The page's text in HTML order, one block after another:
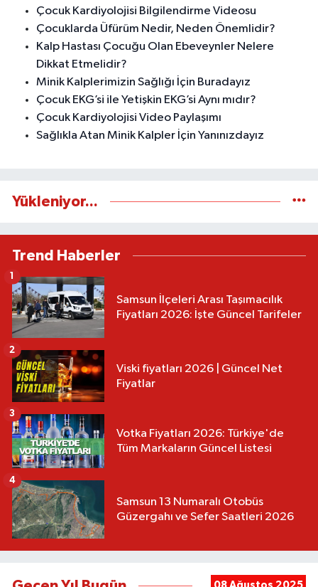
Çocuk Kardiyolojisi Bilgilendirme Videosu
Çocuklarda Üfürüm Nedir, Neden Önemlidir?
Kalp Hastası Çocuğu Olan Ebeveynler Nelere
Dikkat Etmelidir?
Minik Kalplerimizin Sağlığı İçin Buradayız
Çocuk EKG’si ile Yetişkin EKG’si Aynı mıdır?
Çocuk Kardiyolojisi Video Paylaşımı
Sağlıkla Atan Minik Kalpler İçin Yanınızdayız
Yükleniyor...
Trend Haberler
Samsun İlçeleri Arası Taşımacılık
Fiyatları 2026: İşte Güncel Tarifeler
1
Viski fiyatları 2026 | Güncel Net
Fiyatlar
2
Votka Fiyatları 2026: Türkiye'de
Tüm Markaların Güncel Listesi
3
Samsun 13 Numaralı Otobüs
Güzergahı ve Sefer Saatleri 2026
4